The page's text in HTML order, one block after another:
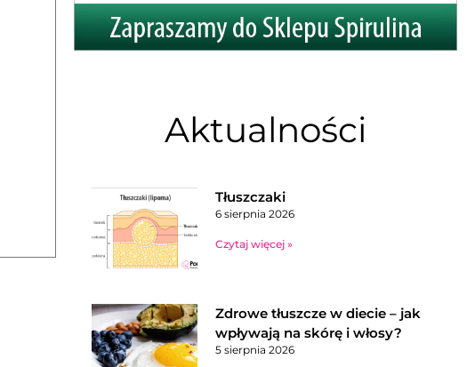
Aktualności
Tłuszczaki
6 sierpnia 2026
Czytaj więcej »
Zdrowe tłuszcze w diecie – jak
wpływają na skórę i włosy?
5 sierpnia 2026